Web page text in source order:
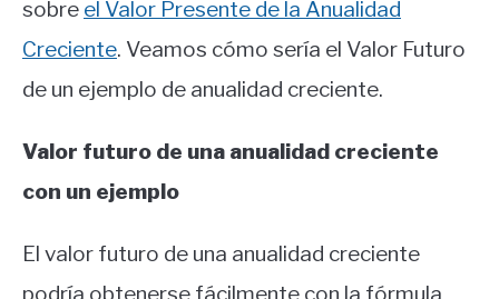
sobre el Valor Presente de la Anualidad
Creciente. Veamos cómo sería el Valor Futuro
de un ejemplo de anualidad creciente.
Valor futuro de una anualidad creciente
con un ejemplo
El valor futuro de una anualidad creciente